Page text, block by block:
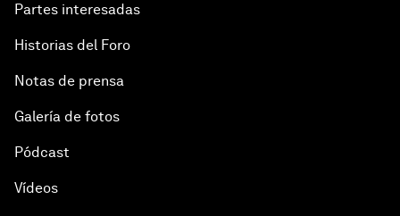
Partes interesadas
Historias del Foro
Notas de prensa
Galería de fotos
Pódcast
Vídeos